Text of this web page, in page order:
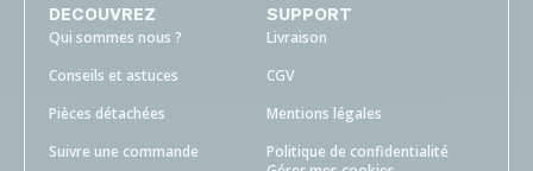
DECOUVREZ
Qui sommes nous ?
Conseils et astuces
Pièces détachées
Suivre une commande
SUPPORT
Livraison
CGV
Mentions légales
Politique de confidentialité